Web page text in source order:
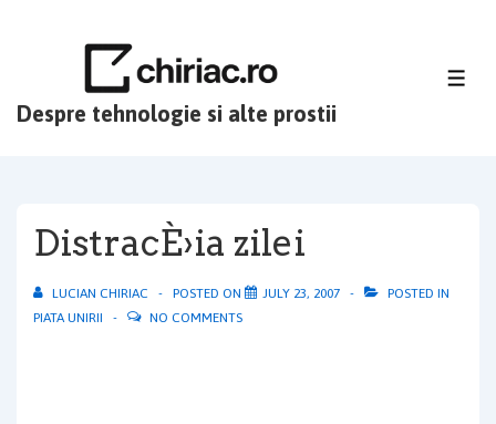
MainDespre tehnologie si alte prostii
DistracÈ›ia zilei
LUCIAN CHIRIAC POSTED ON JULY 23, 2007
POSTED IN
PIATA UNIRII
NO COMMENTS